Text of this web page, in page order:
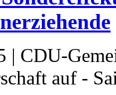
| CDU-
auf -